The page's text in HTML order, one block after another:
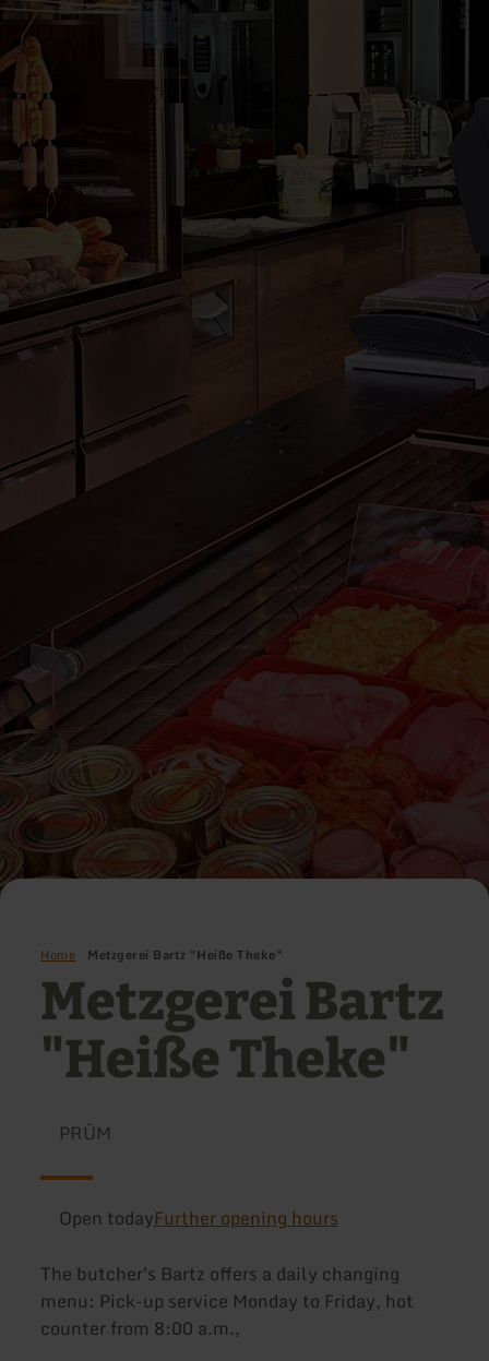
Home Metzgerei Bartz "Heiße Theke"
Metzgerei Bartz
"Heiße Theke"
PRÜM
Open todayFurther opening hours
The butcher's Bartz offers a daily changing
menu: Pick-up service Monday to Friday, hot
counter from 8:00 a.m.,